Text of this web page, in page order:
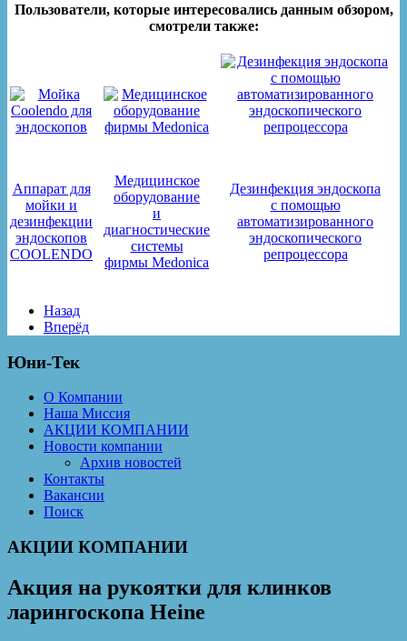
Пользователи, которые интересовались данным обзором,
смотрели также:
Аппарат для
мойки и
дезинфекции
эндоскопов
COOLENDO
Медицинское
оборудование
и
диагностические
системы
фирмы Medonica
Дезинфекция эндоскопа
с помощью
автоматизированного
эндоскопического
репроцессора
Назад
Вперёд
Юни-Тек
О Компании
Наша Миссия
АКЦИИ КОМПАНИИ
Новости компании
Архив новостей
Контакты
Вакансии
Поиск
АКЦИИ КОМПАНИИ
Акция на рукоятки для клинков
ларингоскопа Heine